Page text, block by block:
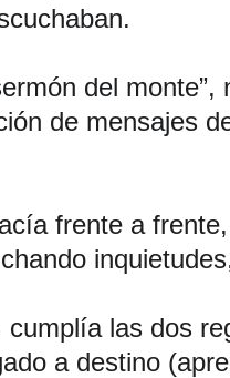
del
de mensajes
frente a
las dos
a destino